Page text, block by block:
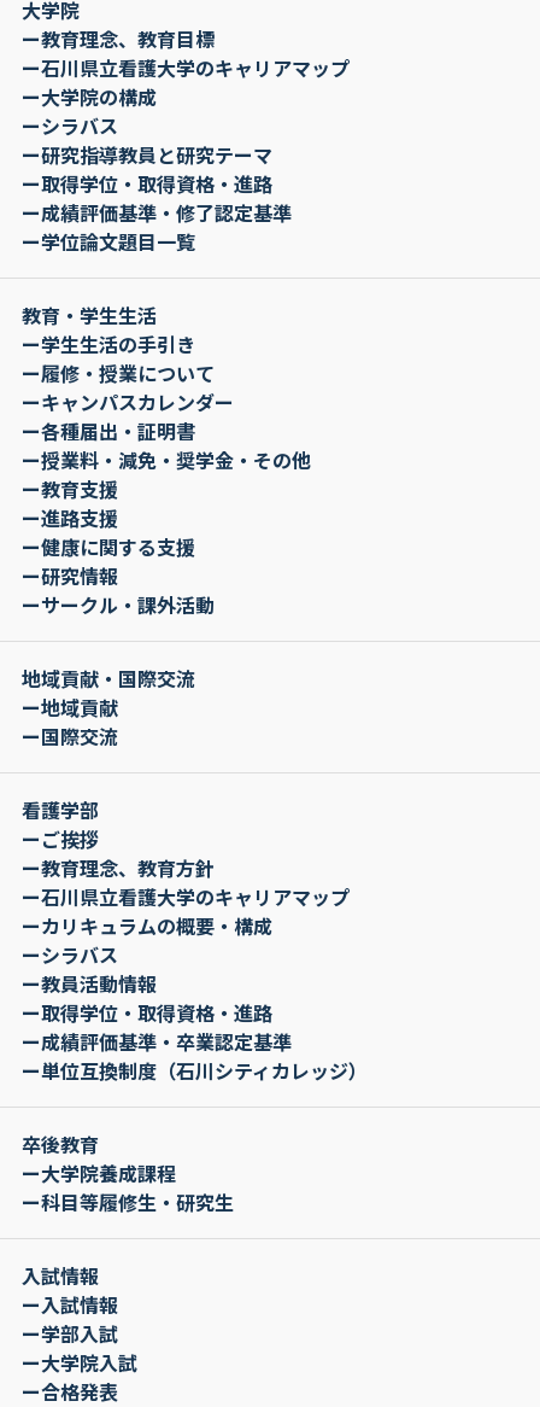
大学院
ー教育理念、教育目標
ー石川県立看護大学のキャリアマップ
ー大学院の構成
ーシラバス
ー研究指導教員と研究テーマ
ー取得学位・取得資格・進路
ー成績評価基準・修了認定基準
ー学位論文題目一覧
教育・学生生活
ー学生生活の手引き
ー履修・授業について
ーキャンパスカレンダー
ー各種届出・証明書
ー授業料・減免・奨学金・その他
ー教育支援
ー進路支援
ー健康に関する支援
ー研究情報
ーサークル・課外活動
地域貢献・国際交流
ー地域貢献
ー国際交流
看護学部
ーご挨拶
ー教育理念、教育方針
ー石川県立看護大学のキャリアマップ
ーカリキュラムの概要・構成
ーシラバス
ー教員活動情報
ー取得学位・取得資格・進路
ー成績評価基準・卒業認定基準
ー単位互換制度（石川シティカレッジ）
卒後教育
ー大学院養成課程
ー科目等履修生・研究生
入試情報
ー入試情報
ー学部入試
ー大学院入試
ー合格発表